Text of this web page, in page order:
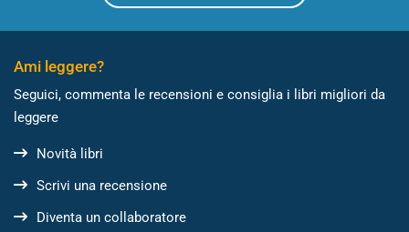
Ami leggere?
Seguici, commenta le recensioni e consiglia i libri migliori da
leggere
Novità libri
Scrivi una recensione
Diventa un collaboratore